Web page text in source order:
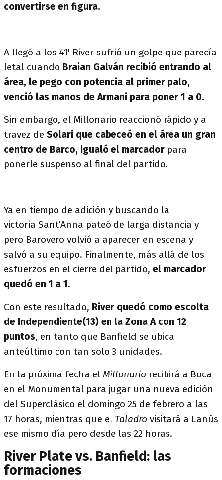
convertirse en figura.
A llegó a los 41' River sufrió un golpe que parecía
letal cuando Braian Galván recibió entrando al
área, le pego con potencia al primer palo,
venció las manos de Armani para poner 1 a 0.
Sin embargo, el Millonario reaccionó rápido y a
travez de Solari que cabeceó en el área un gran
centro de Barco, igualó el marcador para
ponerle suspenso al final del partido.
Ya en tiempo de adición y buscando la
victoria Sant’Anna pateó de larga distancia y
pero Barovero volvió a aparecer en escena y
salvó a su equipo. Finalmente, más allá de los
esfuerzos en el cierre del partido, el marcador
quedó en 1 a 1.
Con este resultado, River quedó como escolta
de Independiente(13) en la Zona A con 12
puntos, en tanto que Banfield se ubica
anteúltimo con tan solo 3 unidades.
En la próxima fecha el Millonario recibirá a Boca
en el Monumental para jugar una nueva edición
del Superclásico el domingo 25 de febrero a las
17 horas, mientras que el Taladro visitará a Lanús
ese mismo día pero desde las 22 horas.
River Plate vs. Banfield: las
formaciones